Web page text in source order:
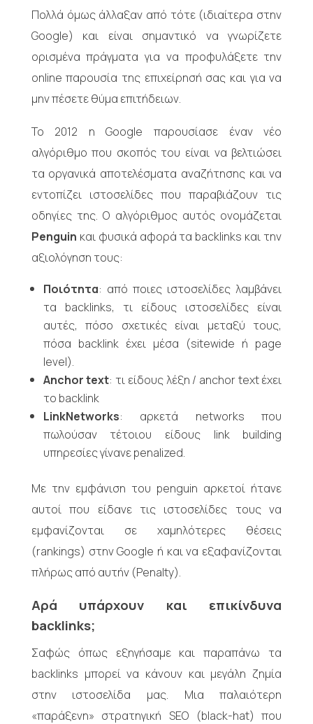
Πολλά όμως άλλαξαν από τότε (ιδιαίτερα στην
Google) και είναι σημαντικό να γνωρίζετε
ορισμένα πράγματα για να προφυλάξετε την
online παρουσία της επιχείρησή σας και για να
μην πέσετε θύμα επιτήδειων.
Το 2012 η Google παρουσίασε έναν νέο
αλγόριθμο που σκοπός του είναι να βελτιώσει
τα οργανικά αποτελέσματα αναζήτησης και να
εντοπίζει ιστοσελίδες που παραβιάζουν τις
οδηγίες της. Ο αλγόριθμος αυτός ονομάζεται
Penguin και φυσικά αφορά τα backlinks και την
αξιολόγηση τους:
Ποιότητα: από ποιες ιστοσελίδες λαμβάνει
τα backlinks, τι είδους ιστοσελίδες είναι
αυτές, πόσο σχετικές είναι μεταξύ τους,
πόσα backlink έχει μέσα (sitewide ή page
level).
Anchortext: τι είδους λέξη / anchor text έχει
το backlink
LinkNetworks: αρκετά networks που
πωλούσαν τέτοιου είδους link building
υπηρεσίες γίνανε penalized.
Με την εμφάνιση του penguin αρκετοί ήτανε
αυτοί που είδανε τις ιστοσελίδες τους να
εμφανίζονται σε χαμηλότερες θέσεις
(rankings) στην Google ή και να εξαφανίζονται
πλήρως από αυτήν (Penalty).
Αρά υπάρχουν και επικίνδυνα
backlinks;
Σαφώς όπως εξηγήσαμε και παραπάνω τα
backlinks μπορεί να κάνουν και μεγάλη ζημία
στην ιστοσελίδα μας. Μια παλαιότερη
«παράξενη» στρατηγική SEO (black-hat) που